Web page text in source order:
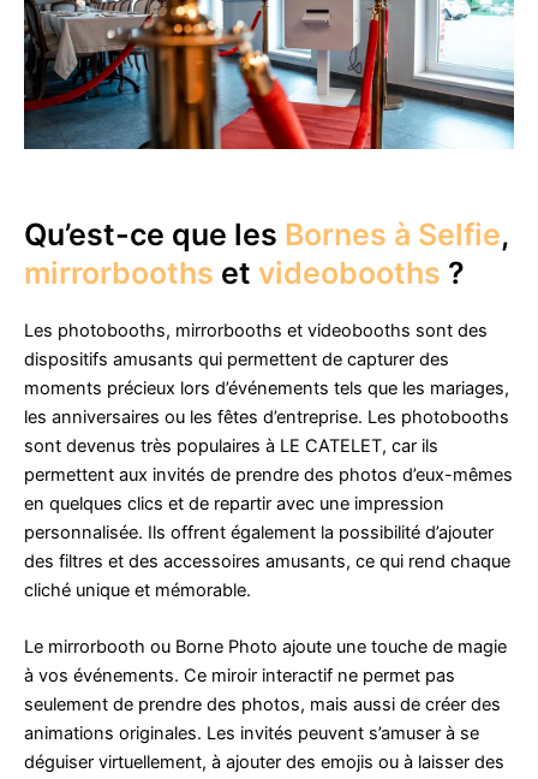
Qu’est-ce que les Bornes à Selfie,
mirrorbooths et videobooths ?
Les photobooths, mirrorbooths et videobooths sont des
dispositifs amusants qui permettent de capturer des
moments précieux lors d’événements tels que les mariages,
les anniversaires ou les fêtes d’entreprise. Les photobooths
sont devenus très populaires à LE CATELET, car ils
permettent aux invités de prendre des photos d’eux-mêmes
en quelques clics et de repartir avec une impression
personnalisée. Ils offrent également la possibilité d’ajouter
des filtres et des accessoires amusants, ce qui rend chaque
cliché unique et mémorable.
Le mirrorbooth ou Borne Photo ajoute une touche de magie
à vos événements. Ce miroir interactif ne permet pas
seulement de prendre des photos, mais aussi de créer des
animations originales. Les invités peuvent s’amuser à se
déguiser virtuellement, à ajouter des emojis ou à laisser des